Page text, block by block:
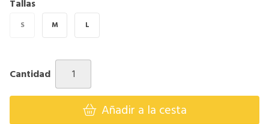
Tallas
S M L
Cantidad
Añadir a la cesta